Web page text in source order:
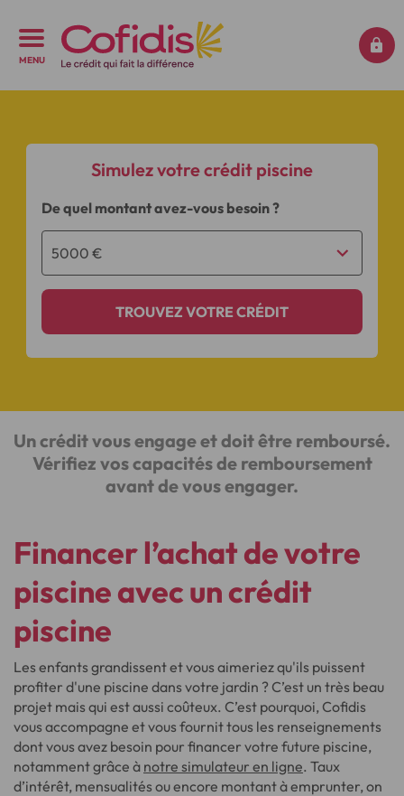
MENU
Simulez votre crédit piscine
De quel montant avez-vous besoin ?
TROUVEZ VOTRE CRÉDIT
Un crédit vous engage et doit être remboursé.
Vérifiez vos capacités de remboursement
avant de vous engager.
Financer l’achat de votre
piscine avec un crédit
piscine
Les enfants grandissent et vous aimeriez qu'ils puissent
profiter d'une piscine dans votre jardin ? C’est un très beau
projet mais qui est aussi coûteux. C’est pourquoi, Cofidis
vous accompagne et vous fournit tous les renseignements
dont vous avez besoin pour financer votre future piscine,
notamment grâce à notre simulateur en ligne. Taux
d’intérêt, mensualités ou encore montant à emprunter, on